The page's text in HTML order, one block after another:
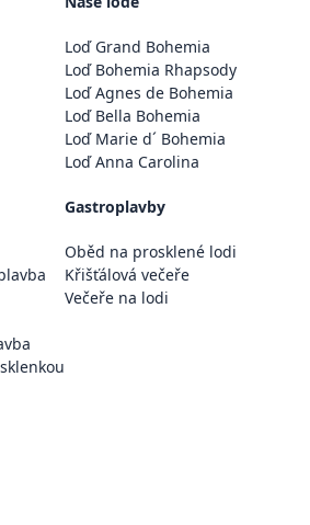
Loď Grand Bohemia
Loď Bohemia Rhapsody
Loď Agnes de Bohemia
Loď Bella Bohemia
Loď Marie d´ Bohemia
Loď Anna Carolina
Gastroplavby
Oběd na prosklené lodi
Křišťálová večeře
Večeře na lodi